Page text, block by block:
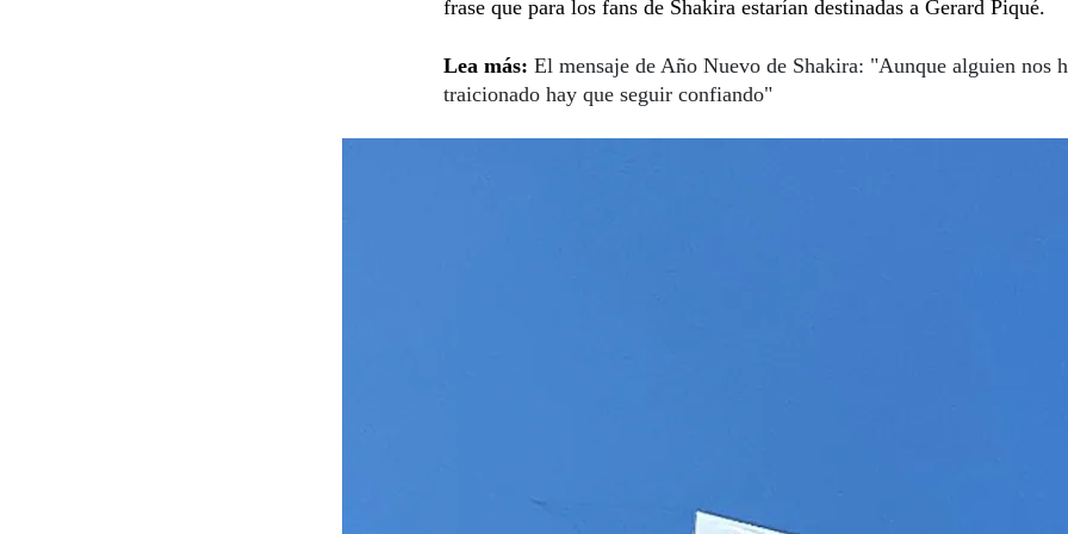
frase que para los fans de Shakira estarían destinadas a Gerard Piqué.
Lea más: El mensaje de Año Nuevo de Shakira: "Aunque alguien nos
traicionado hay que seguir confiando"